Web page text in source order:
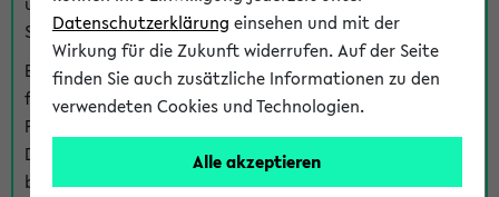
Support kann hier meist keine direkte Hilfe leisten.
Bei Veranstaltungen mit eKVV Teilnahmemanagement
finden Sie eine Auskunft über die Personen, die Ihre
Platzzuteilung im eKVV eingetragen haben, auf der
Detailseite zum Teilnahmemanagement der
betreffenden Veranstaltung.
Datenschutzerklärung einsehen und mit der
Wirkung für die Zukunft widerrufen. Auf der Seite
finden Sie auch zusätzliche Informationen zu den
verwendeten Cookies und Technologien.
Alle akzeptieren